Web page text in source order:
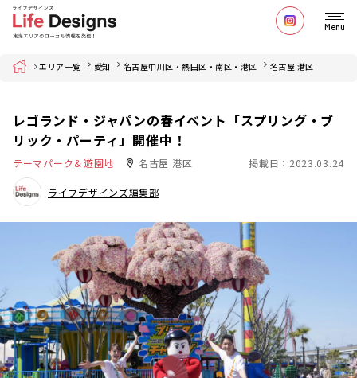
Menu
Home エリア一覧 愛知 名古屋中川区・熱田区・南区・港区 名古屋 港区
レゴランド・ジャパンの春イベント「スプリング・ブ
リック・パーティ」開催中！
テーマパーク＆遊園地 名古屋 港区 掲載日：2023.03.24
ライフデザインズ編集部